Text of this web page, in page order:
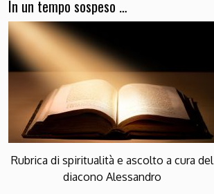
In un tempo sospeso …
Rubrica di spiritualità e ascolto a cura del
diacono Alessandro